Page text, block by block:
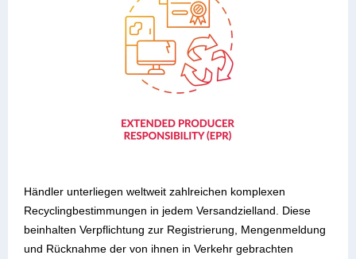
Händler unterliegen weltweit zahlreichen komplexen
Recyclingbestimmungen in jedem Versandzielland. Diese
beinhalten Verpflichtung zur Registrierung, Mengenmeldung
und Rücknahme der von ihnen in Verkehr gebrachten